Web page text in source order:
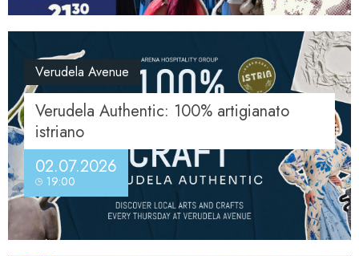
Verudela Avenue
Verudela Authentic: 100% artigianato
istriano
02.07.2026
19:00